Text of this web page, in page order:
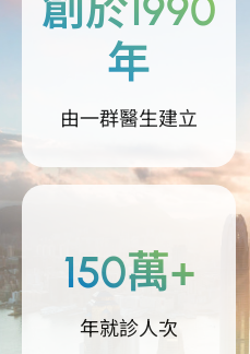
年
由一群醫生建立
150萬+
年就診人次